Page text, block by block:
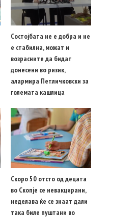
Состојбата не е добра и не
е стабилна, можат и
возрасните да бидат
донесени во ризик,
алармира Петличковски за
големата кашлица
Скоро 50 отсто од децата
во Скопје се невакцирани,
неделава ќе се знаат дали
така биле пуштани во